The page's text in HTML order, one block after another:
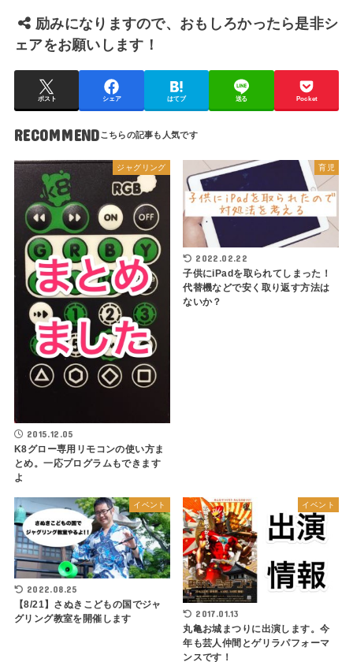
励みになりますので、おもしろかったら是非シ
ェアをお願いします！
ポスト シェア はてブ 送る Pocket
RECOMMEND
ジャグリング
2015.12.05
K8グロー専用リモコンの使い方ま
とめ。一応プログラムもできます
よ
育児
2022.02.22
子供にiPadを取られてしまった！
代替機などで安く取り返す方法は
ないか？
イベント
2022.08.25
【8/21】さぬきこどもの国でジャ
グリング教室を開催します
イベント
2017.01.13
丸亀お城まつりに出演します。今
年も芸人仲間とゲリラパフォーマ
ンスです！